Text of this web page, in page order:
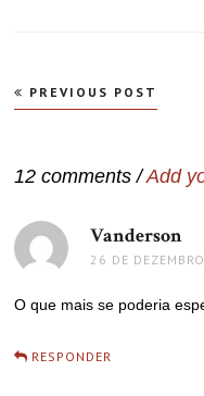
Navegação
de
PREVIOUS POST
12 comments /Add
Vanderson
26 DE
O que mais se poderia
RESPONDER